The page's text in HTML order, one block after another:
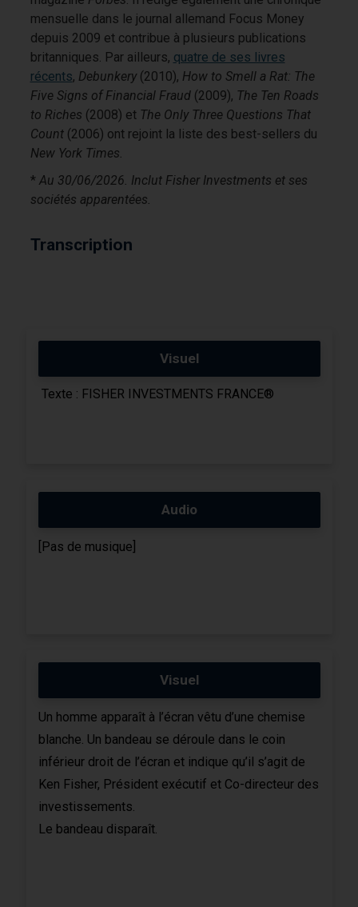
mensuelle dans le journal allemand Focus Money
depuis 2009 et contribue à plusieurs publications
britanniques. Par ailleurs, quatre de ses livres
récents, Debunkery(2010), How to Smell a Rat: The
Five Signs of Financial Fraud(2009), The Ten Roads
to Riches (2008) et The Only Three Questions That
Count (2006) ont rejoint la liste des best-sellers du
New York Times.
* Au 30/06/2026. Inclut Fisher Investments et ses
sociétés apparentées.
Transcription
Visuel
Texte : FISHER INVESTMENTS FRANCE®
Audio
[Pas de musique]
Visuel
Un homme apparaît à l’écran vêtu d’une chemise
blanche. Un bandeau se déroule dans le coin
inférieur droit de l’écran et indique qu’il s’agit de
Ken Fisher, Président exécutif et Co-directeur des
investissements.
Le bandeau disparaît.